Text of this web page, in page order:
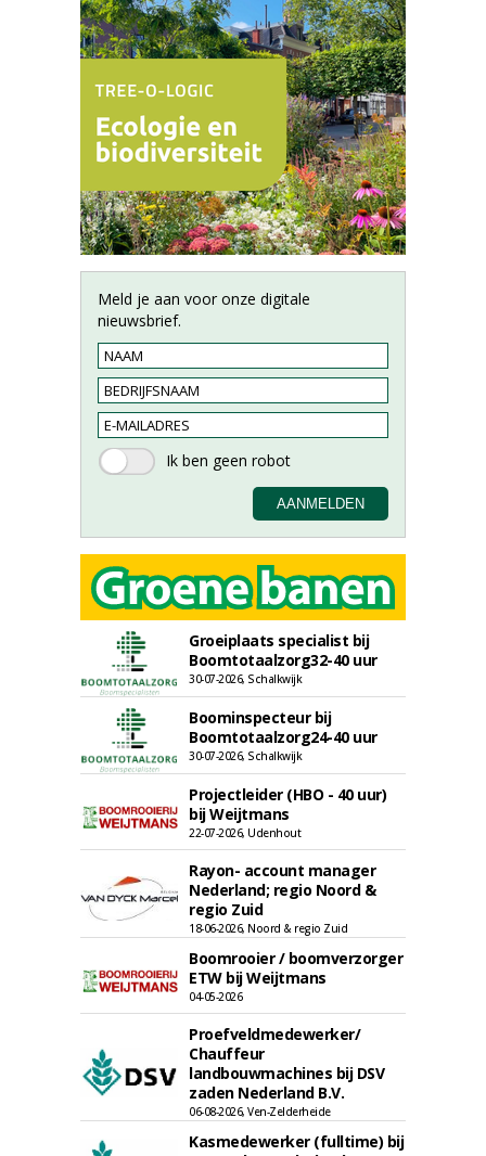
Meld je aan voor onze digitale
nieuwsbrief.
Groeiplaats specialist bij
Boomtotaalzorg32-40 uur
30-07-2026, Schalkwijk
Boominspecteur bij
Boomtotaalzorg24-40 uur
30-07-2026, Schalkwijk
Projectleider (HBO - 40 uur)
bij Weijtmans
22-07-2026, Udenhout
Rayon- account manager
Nederland; regio Noord &
regio Zuid
18-06-2026, Noord & regio Zuid
Boomrooier / boomverzorger
ETW bij Weijtmans
04-05-2026
Proefveldmedewerker/
Chauffeur
landbouwmachines bij DSV
zaden Nederland B.V.
06-08-2026, Ven-Zelderheide
Kasmedewerker (fulltime) bij